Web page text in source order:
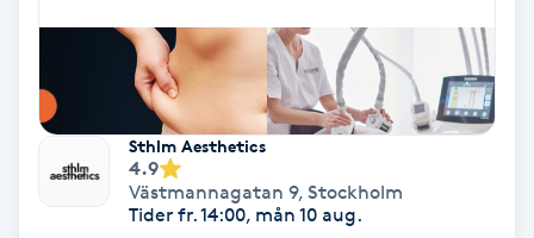
Katun fransar
Kemisk peeling
Sthlm Aesthetics
4.9
Västmannagatan 9, Stockholm
Tider fr. 14:00, mån 10 aug.